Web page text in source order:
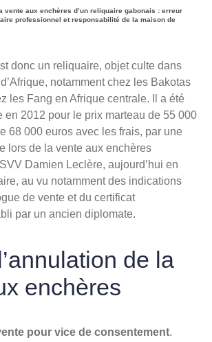
vente aux enchères d’un reliquaire gabonais : erreur
professionnel et responsabilité de la maison de
donc un reliquaire, objet culte dans
notamment chez les Bakotas
les Fang en Afrique centrale. Il a été
en 2012 pour le prix marteau de 55 000
68 000 euros avec les frais, par une
lors de la vente aux enchères
Damien Leclère, aujourd’hui en
au vu notamment des indications
de vente et du certificat
par un ancien diplomate.
de la
enchères
pour vice de consentement.